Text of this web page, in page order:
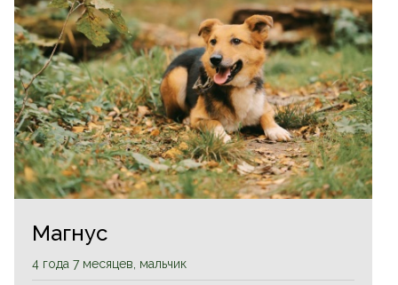
Магнус
4 года 7 месяцев, мальчик